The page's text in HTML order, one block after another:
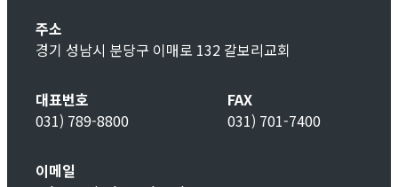
주소
경기 성남시 분당구 이매로 132 갈보리교회
대표번호
031) 789-8800
FAX
031) 701-7400
이메일